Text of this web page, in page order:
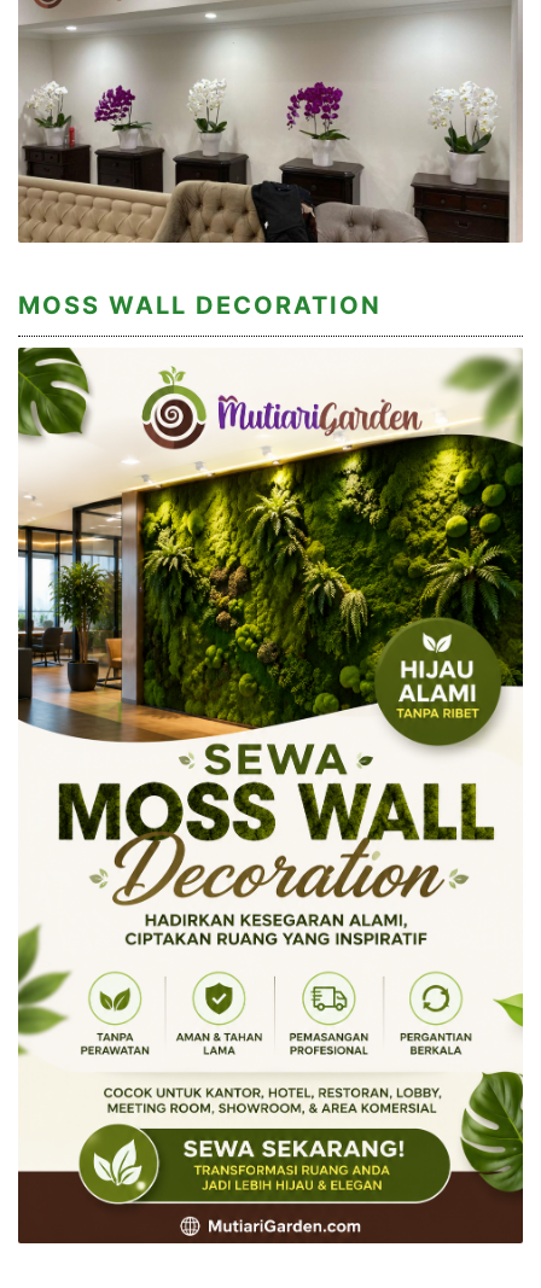
MOSS WALL DECORATION